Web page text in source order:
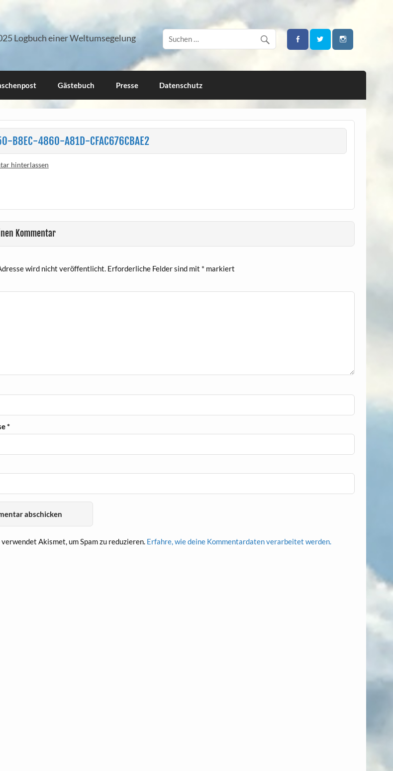
Logbuch einer Weltumsegelung
Gästebuch Presse Datenschutz
B8EC-4860-A81D-CFAC676CBAE2
hinterlassen
Kommentar
wird nicht veröffentlicht. Erforderliche Felder sind mit * markiert
*
Akismet, um Spam zu reduzieren. Erfahre, wie deine Kommentardaten verarbeitet werden.